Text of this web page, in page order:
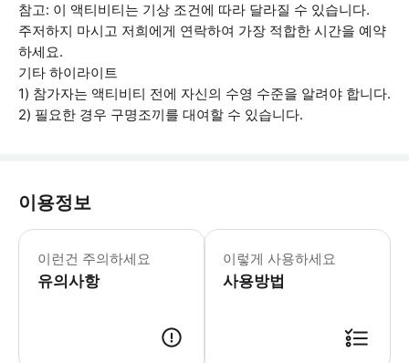
참고: 이 액티비티는 기상 조건에 따라 달라질 수 있습니다.
주저하지 마시고 저희에게 연락하여 가장 적합한 시간을 예약
하세요.
기타 하이라이트
1) 참가자는 액티비티 전에 자신의 수영 수준을 알려야 합니다.
2) 필요한 경우 구명조끼를 대여할 수 있습니다.
이용정보
이런건 주의하세요
유의사항
* 소요시간 : 120분 (옵션에 따라 소요
이렇게 사용하세요
사용방법